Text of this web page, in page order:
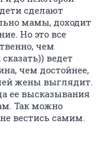
сделают
мамы, доходит
Но это все
чем
ведет
чем достойнее,
жены выглядит.
ее высказывания
Так можно
вестись самим.